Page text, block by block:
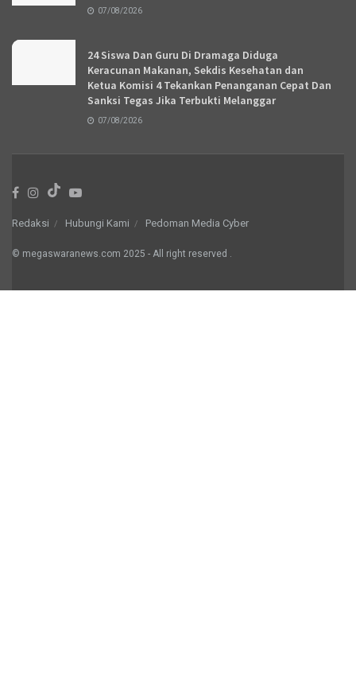
07/08/2026
24 Siswa Dan Guru Di Dramaga Diduga
Keracunan Makanan, Sekdis Kesehatan dan
Ketua Komisi 4 Tekankan Penanganan Cepat Dan
Sanksi Tegas Jika Terbukti Melanggar
07/08/2026
Redaksi Hubungi Kami Pedoman Media Cyber
© megaswaranews.com 2025 - All right reserved .